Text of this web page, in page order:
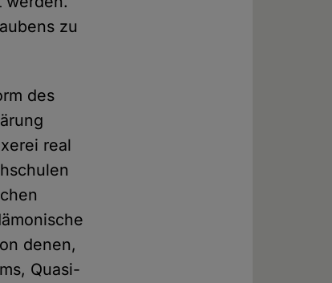
zu
des
real
denen,
Quasi-